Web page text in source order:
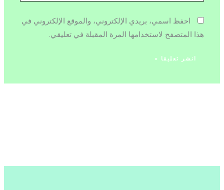
احفظ اسمي، بريدي الإلكتروني، والموقع الإلكتروني في
هذا المتصفح لاستخدامها المرة المقبلة في تعليقي.